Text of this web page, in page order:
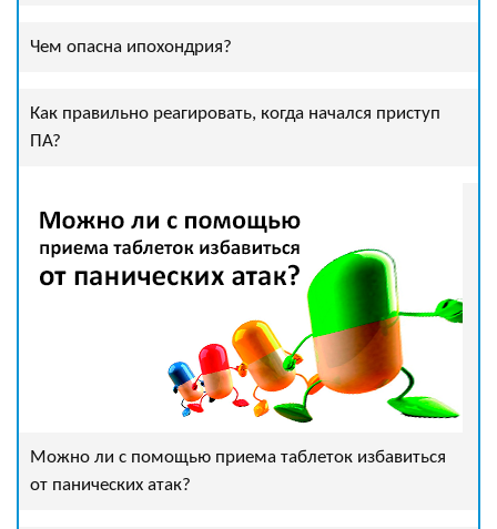
Чем опасна ипохондрия?
Как правильно реагировать, когда начался приступ
ПА?
Можно ли с помощью приема таблеток избавиться
от панических атак?